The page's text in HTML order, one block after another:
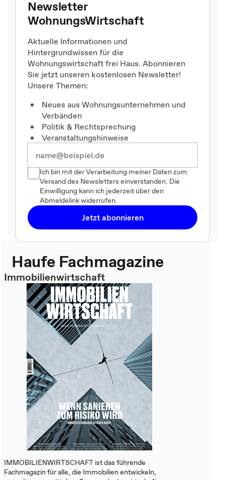
Newsletter
WohnungsWirtschaft
Aktuelle Informationen und
Hintergrundwissen für die
Wohnungswirtschaft frei Haus. Abonnieren
Sie jetzt unseren kostenlosen Newsletter!
Unsere Themen:
Neues aus Wohnungsunternehmen und
Verbänden
Politik & Rechtsprechung
Veranstaltungshinweise
Ich bin mit der Verarbeitung meiner Daten zum
Versand des Newsletters einverstanden. Die
Einwilligung kann ich jederzeit über den
Abmeldelink widerrufen.
Jetzt abonnieren
Haufe Fachmagazine
Immobilienwirtschaft
IMMOBILIENWIRTSCHAFT ist das führende
Fachmagazin für alle, die Immobilien entwickeln,